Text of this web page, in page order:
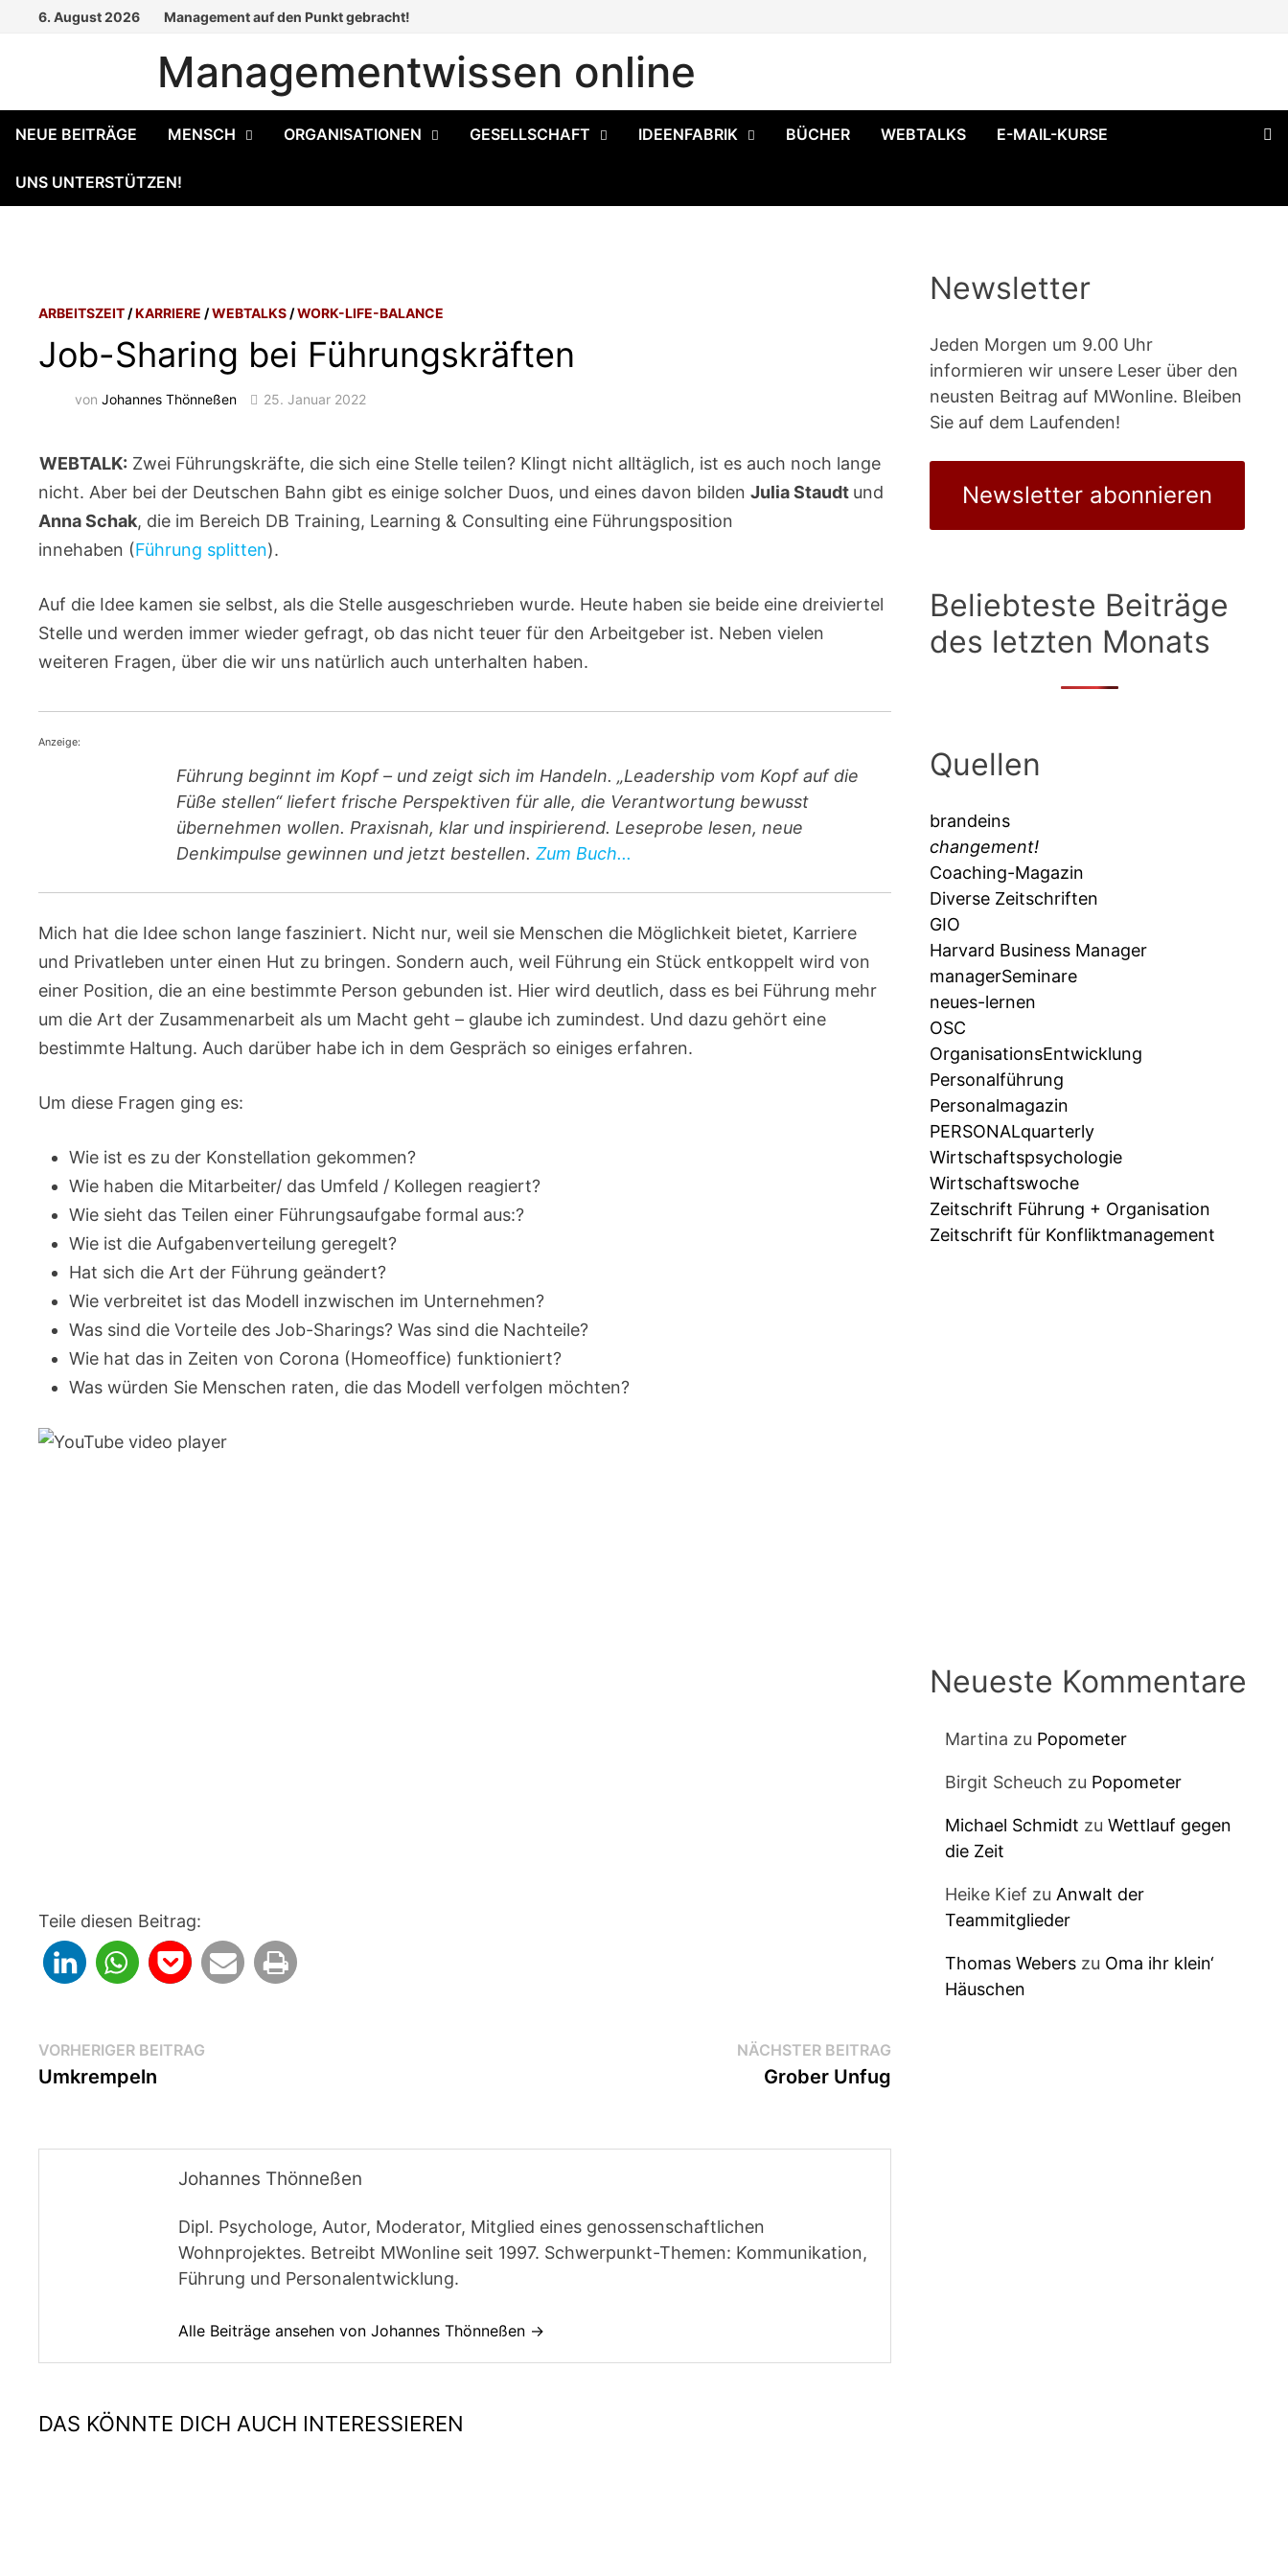
6. August 2026 Management auf den Punkt gebracht!
Managementwissen online
NEUE BEITRÄGE MENSCH ORGANISATIONEN GESELLSCHAFT IDEENFABRIK BÜCHER WEBTALKS E-MAIL-KURSE
UNS UNTERSTÜTZEN!
ARBEITSZEIT /KARRIERE /WEBTALKS /WORK-LIFE-BALANCE
Job-Sharing bei Führungskräften
vonJohannes Thönneßen 25. Januar 2022
WEBTALK: Zwei Führungskräfte, die sich eine Stelle teilen? Klingt nicht alltäglich, ist es auch noch lange
nicht. Aber bei der Deutschen Bahn gibt es einige solcher Duos, und eines davon bildenJulia Staudt und
Anna Schak, die im Bereich DB Training, Learning & Consulting eine Führungsposition
innehaben (Führung splitten).
Auf die Idee kamen sie selbst, als die Stelle ausgeschrieben wurde. Heute haben sie beide eine dreiviertel
Stelle und werden immer wieder gefragt, ob das nicht teuer für den Arbeitgeber ist. Neben vielen
weiteren Fragen, über die wir uns natürlich auch unterhalten haben.
Anzeige:
Führung beginnt im Kopf – und zeigt sich im Handeln. „Leadership vom Kopf auf die
Füße stellen“ liefert frische Perspektiven für alle, die Verantwortung bewusst
übernehmen wollen. Praxisnah, klar und inspirierend. Leseprobe lesen, neue
Denkimpulse gewinnen und jetzt bestellen. Zum Buch...
Mich hat die Idee schon lange fasziniert. Nicht nur, weil sie Menschen die Möglichkeit bietet, Karriere
und Privatleben unter einen Hut zu bringen. Sondern auch, weil Führung ein Stück entkoppelt wird von
einer Position, die an eine bestimmte Person gebunden ist. Hier wird deutlich, dass es bei Führung mehr
um die Art der Zusammenarbeit als um Macht geht – glaube ich zumindest. Und dazu gehört eine
bestimmte Haltung. Auch darüber habe ich in dem Gespräch so einiges erfahren.
Um diese Fragen ging es:
Wie ist es zu der Konstellation gekommen?
Wie haben die Mitarbeiter/ das Umfeld / Kollegen reagiert?
Wie sieht das Teilen einer Führungsaufgabe formal aus:?
Wie ist die Aufgabenverteilung geregelt?
Hat sich die Art der Führung geändert?
Wie verbreitet ist das Modell inzwischen im Unternehmen?
Was sind die Vorteile des Job-Sharings? Was sind die Nachteile?
Wie hat das in Zeiten von Corona (Homeoffice) funktioniert?
Was würden Sie Menschen raten, die das Modell verfolgen möchten?
Teile diesen Beitrag:
Beitragsnavigation
VORHERIGER BEITRAG
Umkrempeln
NÄCHSTER BEITRAGNächster
Beitrag:
Grober Unfug
Johannes Thönneßen
Dipl. Psychologe, Autor, Moderator, Mitglied eines genossenschaftlichen
Wohnprojektes. Betreibt MWonline seit 1997. Schwerpunkt-Themen: Kommunikation,
Führung und Personalentwicklung.
Alle Beiträge ansehen von Johannes Thönneßen →
DAS KÖNNTE DICH AUCH INTERESSIEREN
Newsletter
Jeden Morgen um 9.00 Uhr
informieren wir unsere Leser über den
neusten Beitrag auf MWonline. Bleiben
Sie auf dem Laufenden!
Newsletter abonnieren
Beliebteste Beiträge
des letzten Monats
Quellen
brandeins
changement!
Coaching-Magazin
Diverse Zeitschriften
GIO
Harvard Business Manager
managerSeminare
neues-lernen
OSC
OrganisationsEntwicklung
Personalführung
Personalmagazin
PERSONALquarterly
Wirtschaftspsychologie
Wirtschaftswoche
Zeitschrift Führung + Organisation
Zeitschrift für Konfliktmanagement
Neueste Kommentare
Martina zu Popometer
Birgit Scheuch zu Popometer
Michael Schmidt zu Wettlauf gegen
die Zeit
Heike Kief zu Anwalt der
Teammitglieder
Thomas Weberszu Oma ihr klein‘
Häuschen